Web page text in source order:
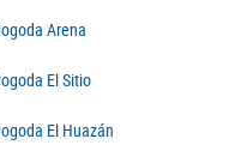
Arena
El Sitio
El Huazán